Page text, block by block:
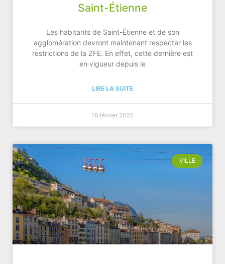
Saint-Étienne
Les habitants de Saint-Étienne et de son
agglomération devront maintenant respecter les
restrictions de la ZFE. En effet, cette dernière est
en vigueur depuis le
LIRE LA SUITE
16 février 2022
VILLE